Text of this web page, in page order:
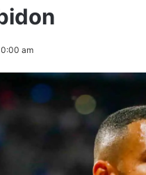
am